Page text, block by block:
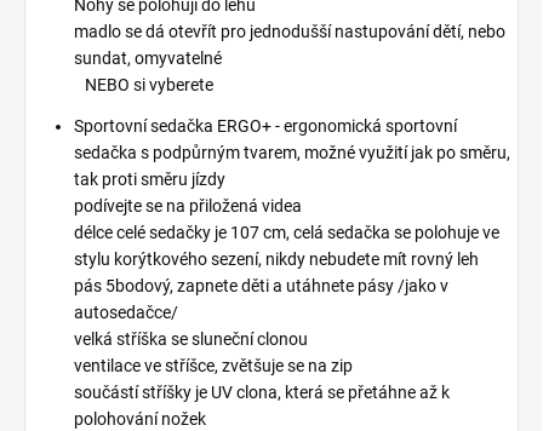
Nohy se polohují do lehu
madlo se dá otevřít pro jednodušší nastupování dětí, nebo
sundat, omyvatelné
NEBO si vyberete
Sportovní sedačka ERGO+ - ergonomická sportovní
sedačka s podpůrným tvarem, možné využití jak po směru,
tak proti směru jízdy
podívejte se na přiložená videa
délce celé sedačky je 107 cm, celá sedačka se polohuje ve
stylu korýtkového sezení, nikdy nebudete mít rovný leh
pás 5bodový, zapnete děti a utáhnete pásy /jako v
autosedačce/
velká stříška se sluneční clonou
ventilace ve stříšce, zvětšuje se na zip
součástí stříšky je UV clona, která se přetáhne až k
polohování nožek